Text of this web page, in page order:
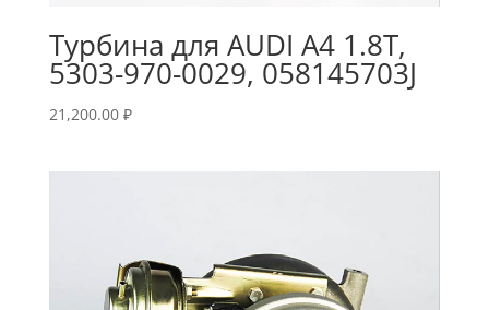
Турбина для AUDI A4 1.8T,
5303-970-0029, 058145703J
21,200.00 ₽